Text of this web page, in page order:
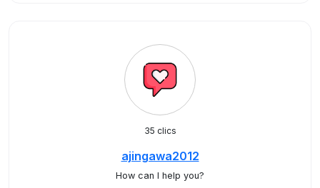
35 clics
ajingawa2012
How can I help you?